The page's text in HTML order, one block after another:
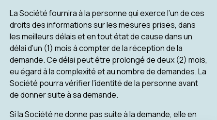
La Société fournira à la personne qui exerce l’un de ces
droits des informations sur les mesures prises, dans
les meilleurs délais et en tout état de cause dans un
délai d’un (1) mois à compter de la réception de la
demande. Ce délai peut être prolongé de deux (2) mois,
eu égard à la complexité et au nombre de demandes. La
Société pourra vérifier l’identité de la personne avant
de donner suite à sa demande.
Si la Société ne donne pas suite à la demande, elle en